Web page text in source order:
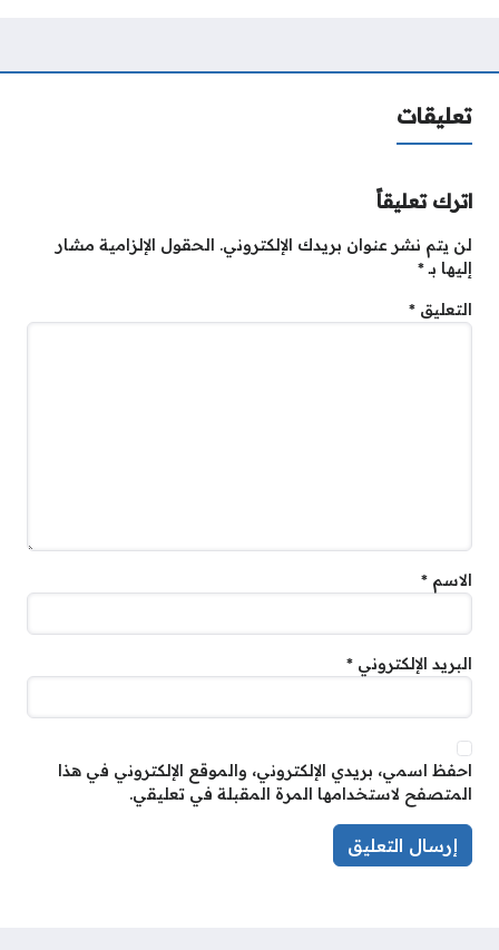
تعليقات
اترك تعليقاً
لن يتم نشر عنوان بريدك الإلكتروني.
الحقول الإلزامية مشار
إليها بـ*
التعليق *
الاسم *
البريد الإلكتروني *
احفظ اسمي، بريدي الإلكتروني، والموقع الإلكتروني في هذا
المتصفح لاستخدامها المرة المقبلة في تعليقي.